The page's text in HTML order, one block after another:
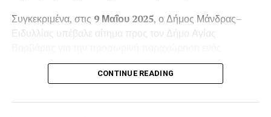
Συγκεκριμένα, στις 9 Μαΐου 2025, ο Δήμος Μάνδρας–
Ειδυλλίας υπέβαλε αίτημα προς τον Δήμο Αγίας
απορριμματοφόρου οχήματος. Το αίτημα
πρωτοκολλήθηκε στις12 Μαΐου 2025, με αριθμό
αυξημένων αναγκών τηςΔημοτικής Ενότητας Βιλίων
CONTINUE READING